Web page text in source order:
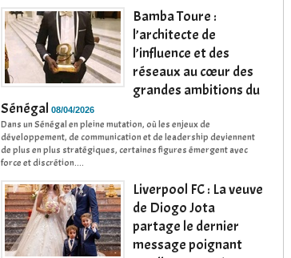
Bamba Toure :
l’architecte de
l’influence et des
réseaux au cœur des
grandes ambitions du
Sénégal 08/04/2026
Dans un Sénégal en pleine mutation, où les enjeux de
développement, de communication et de leadership deviennent
de plus en plus stratégiques, certaines figures émergent avec
force et discrétion....
Liverpool FC : La veuve
de Diogo Jota
partage le dernier
message poignant